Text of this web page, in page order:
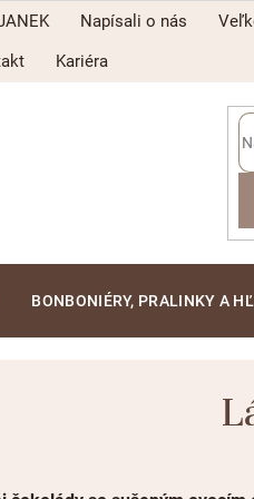
Napísali o nás
Kariéra
BONBONIÉRY, PRALINKY A